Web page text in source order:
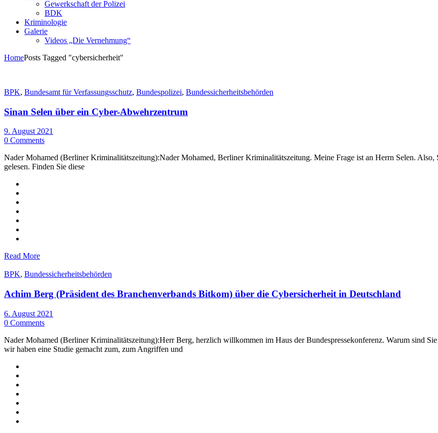
Gewerkschaft der Polizei
BDK
Kriminologie
Galerie
Videos „Die Vernehmung“
HomePosts Tagged "cybersicherheit"
BPK, Bundesamt für Verfassungsschutz, Bundespolizei, Bundessicherheitsbehörden
Sinan Selen über ein Cyber-Abwehrzentrum
9. August 2021
0 Comments
Nader Mohamed (Berliner Kriminalitätszeitung):Nader Mohamed, Berliner Kriminalitätszeitung. Meine Frage ist an Herrn Selen.
gelesen. Finden Sie diese
Read More
BPK, Bundessicherheitsbehörden
Achim Berg (Präsident des Branchenverbands Bitkom) über die Cybersicherheit in Deutschland
6. August 2021
0 Comments
Nader Mohamed (Berliner Kriminalitätszeitung):Herr Berg, herzlich willkommen im Haus der Bundespressekonferenz. Warum sind
wir haben eine Studie gemacht zum, zum Angriffen und